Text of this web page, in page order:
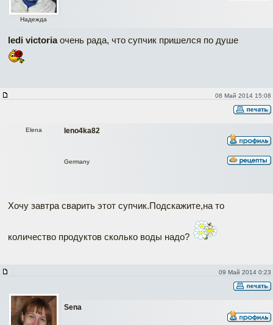
Надежда
ledi victoriaочень рада, что супчик пришелся по душе
08 Май 2014 15:08
leno4ka82
Elena
Germany
Хочу завтра сварить этот супчик.Подскажите,на то
количество продуктов сколько воды надо?
09 Май 2014 0:23
Sena